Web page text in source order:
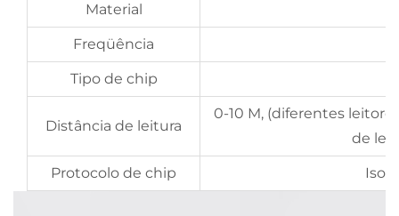
Material
Freqüência
Tipo de chip
Distância de leitura
0-10 M, (diferentes
de
Protocolo de chip